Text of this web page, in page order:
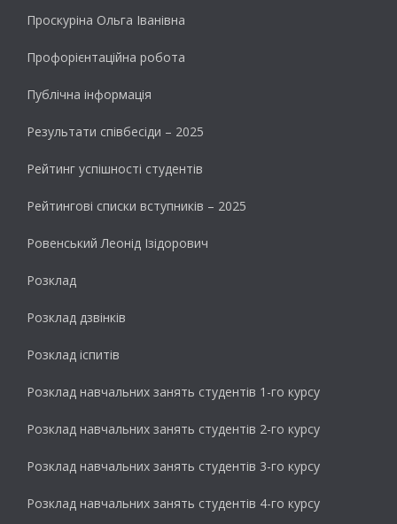
Проскуріна Ольга Іванівна
Профорієнтаційна робота
Публічна інформація
Результати cпівбесіди – 2025
Рейтинг успішності студентів
Рейтингові списки вступників – 2025
Ровенський Леонід Ізідорович
Розклад
Розклад дзвінків
Розклад іспитів
Розклад навчальних занять студентів 1-го курсу
Розклад навчальних занять студентів 2-го курсу
Розклад навчальних занять студентів 3-го курсу
Розклад навчальних занять студентів 4-го курсу